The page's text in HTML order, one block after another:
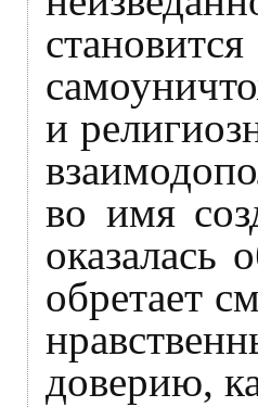
и
во имя
оказалась
обретает
доверию,